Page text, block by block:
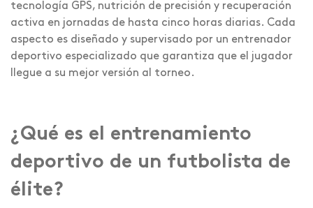
tecnología GPS, nutrición de precisión y recuperación
activa en jornadas de hasta cinco horas diarias. Cada
aspecto es diseñado y supervisado por un entrenador
deportivo especializado que garantiza que el jugador
llegue a su mejor versión al torneo.
¿Qué es el entrenamiento
deportivo de un futbolista de
élite?